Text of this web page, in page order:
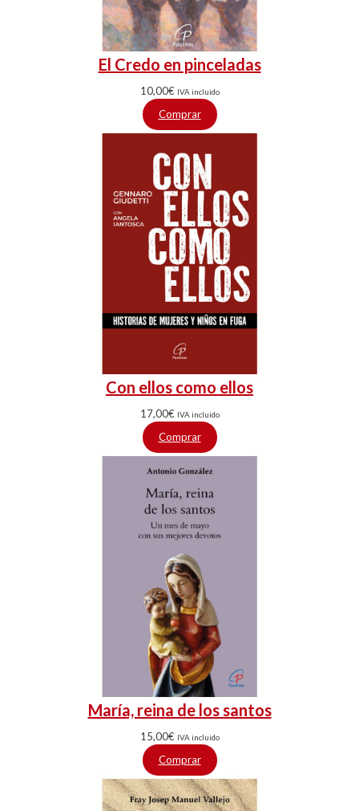
El Credo en pinceladas
10,00€ IVA incluido
Comprar
Con ellos como ellos
17,00€ IVA incluido
Comprar
María, reina de los santos
15,00€ IVA incluido
Comprar